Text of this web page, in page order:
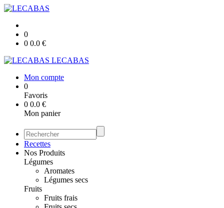
0
0 0.0 €
LECABAS
Mon compte
0
Favoris
0 0.0 €
Mon panier
Recettes
Nos Produits
Légumes
Aromates
Légumes secs
Fruits
Fruits frais